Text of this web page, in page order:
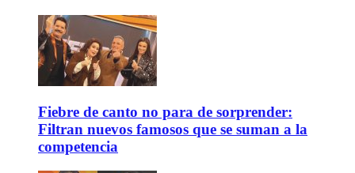
Fiebre de canto no para de sorprender:
Filtran nuevos famosos que se suman a la
competencia